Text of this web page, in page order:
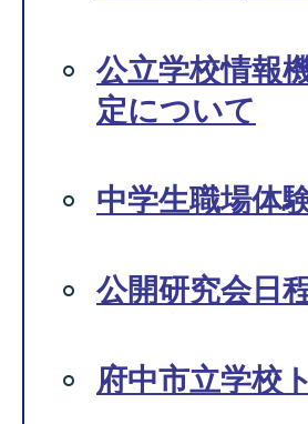
公立学校情報
定について
中学生職場体
公開研究会日
府中市立学校